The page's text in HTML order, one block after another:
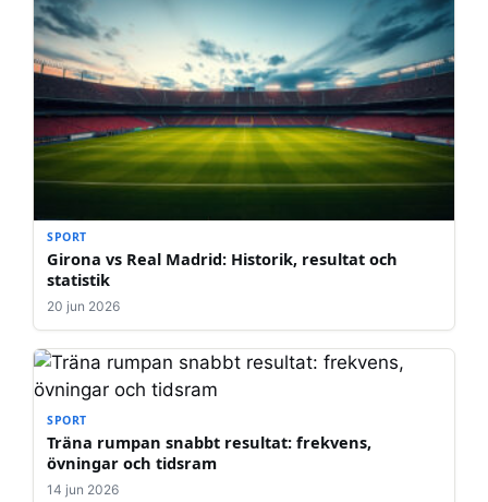
SPORT
Girona vs Real Madrid: Historik, resultat och
statistik
20 jun 2026
SPORT
Träna rumpan snabbt resultat: frekvens,
övningar och tidsram
14 jun 2026